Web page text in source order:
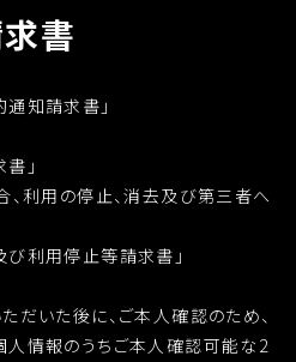
書
知請求書」
」
利用の停止、消去及び第三者へ
利用停止等請求書」
だいた後に、ご本人確認のため、
人情報のうちご本人確認可能な2